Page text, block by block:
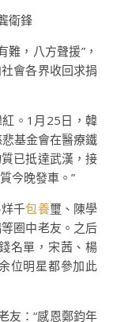
衛鋒
，八方聲援”，
會各界收回求捐
紅。1月25日，韓
基金會在醫療鐵
已抵達武漢，接
今晚發車。”
千包養璽、陳學
圈中老友。之后
名單，宋茜、楊
位明星都參加此
友：“感恩鄭鈞年